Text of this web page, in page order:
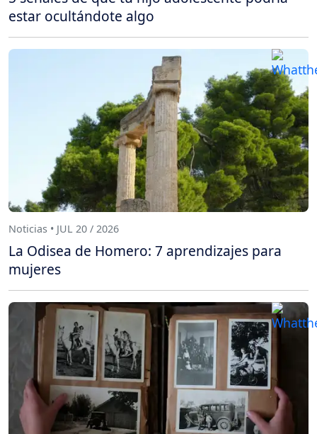
estar ocultándote algo
Noticias • JUL 20 / 2026
La Odisea de Homero: 7 aprendizajes para
mujeres